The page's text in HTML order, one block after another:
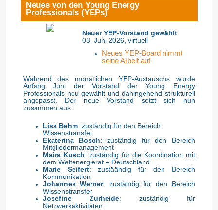
Neues von den Young Energy
Professionals (YEPs)
Neuer YEP-Vorstand gewählt
03. Juni 2026, virtuell
Neues YEP-Board nimmt
seine Arbeit auf
Während des monatlichen YEP-Austauschs wurde
Anfang Juni der Vorstand der Young Energy
Professionals neu gewählt und dahingehend strukturell
angepasst. Der neue Vorstand setzt sich nun
zusammen aus:
Lisa Behm: zuständig für den Bereich
Wissenstransfer
Ekaterina Bosch: zuständig für den Bereich
Mitgliedermanagement
Maira Kusch: zuständig für die Koordination mit
dem Weltenergierat – Deutschland
Marie Seifert: zustäändig für den Bereich
Kommunikation
Johannes Werner: zuständig für den Bereich
Wissenstransfer
Josefine Zurheide: zuständig für
Netzwerkaktivitäten